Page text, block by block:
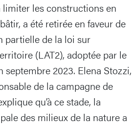
limiter les constructions en
a été retirée en faveur de
partielle de la loi sur
(LAT2), adoptée par le
septembre 2023. Elena Stozzi,
de la campagne de
qu’à ce stade, la
des milieux de la nature a